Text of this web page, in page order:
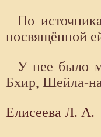
По
посвящённой
У нее было
Бхир, Шейла-
Елисеева Л. А.